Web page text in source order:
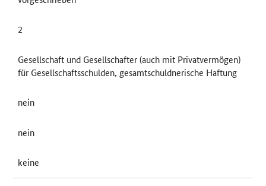
2
Gesellschaft und Gesellschafter (auch mit Privatvermögen)
für Gesellschaftsschulden, gesamtschuldnerische Haftung
nein
nein
keine